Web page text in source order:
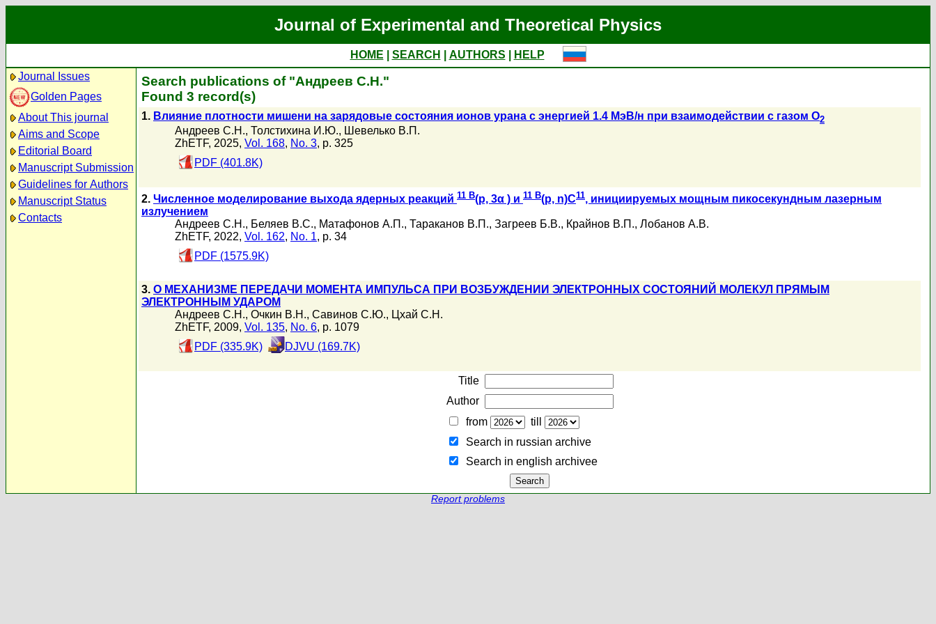
Journal of Experimental and Theoretical Physics
HOME SEARCH AUTHORS
HELP
Journal Issues
Golden Pages
About This journal
Aims and Scope
Editorial Board
Manuscript Submission
Guidelines for Authors
Manuscript Status
Contacts
Search publications of "Андреев С.Н."
Found 3 record(s)
1. Влияние плотности мишени на зарядовые состояния ионов урана с энергией 1.4 МэВ/н при взаимодействии с газом О2
Андреев С.Н., Толстихина И.Ю., Шевелько В.П.
ZhETF, 2025, Vol. 168, No. 3, p. 325
PDF (401.8K)
2. Численное моделирование выхода ядерных реакций 11 B(p, 3α ) и 11 B(p, n)C11, инициируемых мощным пикосекундным лазерным
излучением
Андреев С.Н., Беляев В.С., Матафонов А.П., Тараканов В.П., Загреев Б.В., Крайнов В.П., Лобанов А.В.
ZhETF, 2022, Vol. 162, No. 1, p. 34
PDF (1575.9K)
3. О МЕХАНИЗМЕ ПЕРЕДАЧИ МОМЕНТА ИМПУЛЬСА ПРИ ВОЗБУЖДЕНИИ ЭЛЕКТРОННЫХ СОСТОЯНИЙ МОЛЕКУЛ ПРЯМЫМ
ЭЛЕКТРОННЫМ УДАРОМ
Андреев С.Н., Очкин В.Н., Савинов С.Ю., Цхай С.Н.
ZhETF, 2009, Vol. 135, No. 6, p. 1079
PDF (335.9K)
DJVU (169.7K)
Title
Author
from
till
Search in russian archive
Search in english archiveе
Report problems